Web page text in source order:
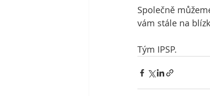
Společně
vám stále na
Tým IPSP.